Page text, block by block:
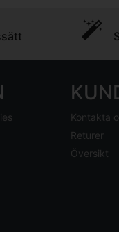
Kontakta
Returer
Översikt